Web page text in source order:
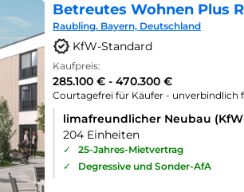
Betreutes Wohnen Plus
Raubling. Bayern, Deutschland
KfW-Standard
Kaufpreis:
285.100 € - 470.300 €
Courtagefrei für Käufer - unverbindlich
limafreundlicher Neubau
204 Einheiten
✓
25-Jahres-Mietvertrag
✓
Degressive und Sonder-AfA